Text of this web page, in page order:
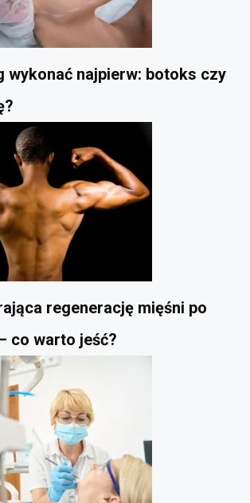
wykonać najpierw: botoks czy
regenerację mięśni po
co warto jeść?